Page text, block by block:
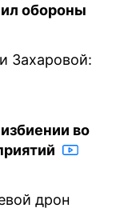
обороны
Захаровой:
во
дрон